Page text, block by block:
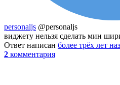
personaljs @personaljs
виджету нельзя сделать мин
Ответ написан более трёх лет
2 комментария